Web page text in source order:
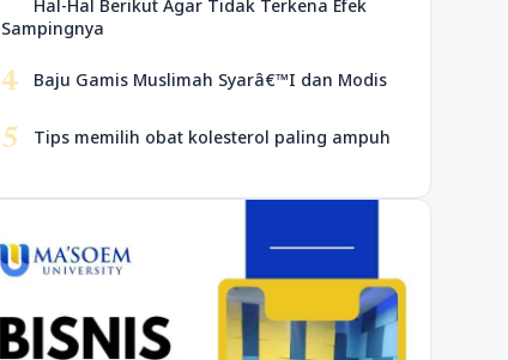
Hal-Hal Berikut Agar Tidak Terkena Efek
Sampingnya
4 Baju Gamis Muslimah Syarâ€™I dan Modis
5 Tips memilih obat kolesterol paling ampuh